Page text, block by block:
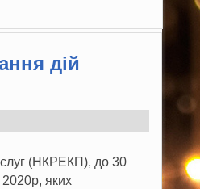
дій
(НКРЕКП), до 30
2020р, яких